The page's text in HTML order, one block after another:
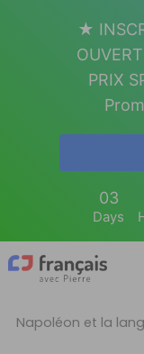
Napoléon et la
★
PRIX
03
Days